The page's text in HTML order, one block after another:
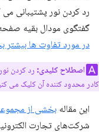
رد کردن نور پشتیبانی می
گفتگوی مودال بقیه
در مورد تفاوت ها بیشتر
اصطلاح کلیدی:
کادر محدود کننده آن کلیک می
این مقاله بخشی از